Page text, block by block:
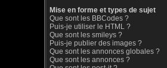
Mise en forme et types de sujet
Que sont les BBCodes ?
Puis-je utiliser le HTML ?
Que sont les smileys ?
Puis-je publier des images ?
Que sont les annonces globales ?
Que sont les annonces ?